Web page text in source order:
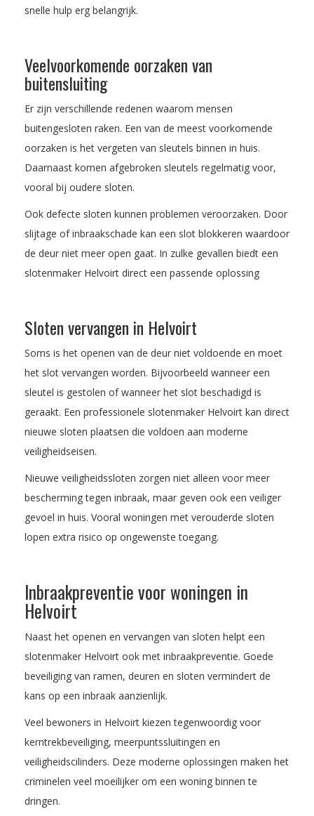
snelle hulp erg belangrijk.
Veelvoorkomende oorzaken van
buitensluiting
Er zijn verschillende redenen waarom mensen
buitengesloten raken. Een van de meest voorkomende
oorzaken is het vergeten van sleutels binnen in huis.
Daarnaast komen afgebroken sleutels regelmatig voor,
vooral bij oudere sloten.
Ook defecte sloten kunnen problemen veroorzaken. Door
slijtage of inbraakschade kan een slot blokkeren waardoor
de deur niet meer open gaat. In zulke gevallen biedt een
slotenmaker Helvoirt direct een passende oplossing
Sloten vervangen in Helvoirt
Soms is het openen van de deur niet voldoende en moet
het slot vervangen worden. Bijvoorbeeld wanneer een
sleutel is gestolen of wanneer het slot beschadigd is
geraakt. Een professionele slotenmaker Helvoirt kan direct
nieuwe sloten plaatsen die voldoen aan moderne
veiligheidseisen.
Nieuwe veiligheidssloten zorgen niet alleen voor meer
bescherming tegen inbraak, maar geven ook een veiliger
gevoel in huis. Vooral woningen met verouderde sloten
lopen extra risico op ongewenste toegang.
Inbraakpreventie voor woningen in
Helvoirt
Naast het openen en vervangen van sloten helpt een
slotenmaker Helvoirt ook met inbraakpreventie. Goede
beveiliging van ramen, deuren en sloten vermindert de
kans op een inbraak aanzienlijk.
Veel bewoners in Helvoirt kiezen tegenwoordig voor
kerntrekbeveiliging, meerpuntssluitingen en
veiligheidscilinders. Deze moderne oplossingen maken het
criminelen veel moeilijker om een woning binnen te
dringen.